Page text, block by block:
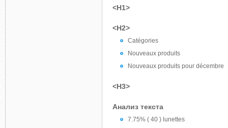
<H1>
<H2>
Catégories
Nouveaux produits
Nouveaux produits pour décembre
<H3>
Анализ текста
7.75% ( 40 ) lunettes